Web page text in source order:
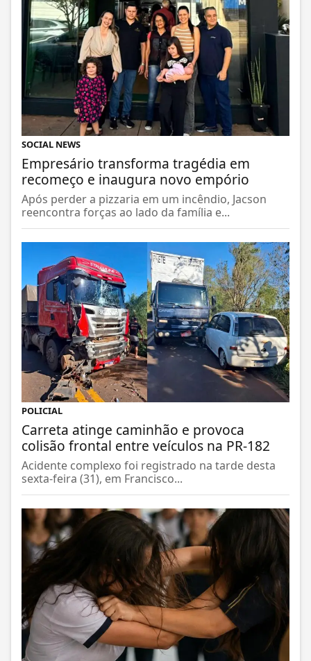
SOCIAL NEWS
Empresário transforma tragédia em
recomeço e inaugura novo empório
Após perder a pizzaria em um incêndio, Jacson
reencontra forças ao lado da família e...
POLICIAL
Carreta atinge caminhão e provoca
colisão frontal entre veículos na PR-182
Acidente complexo foi registrado na tarde desta
sexta-feira (31), em Francisco...